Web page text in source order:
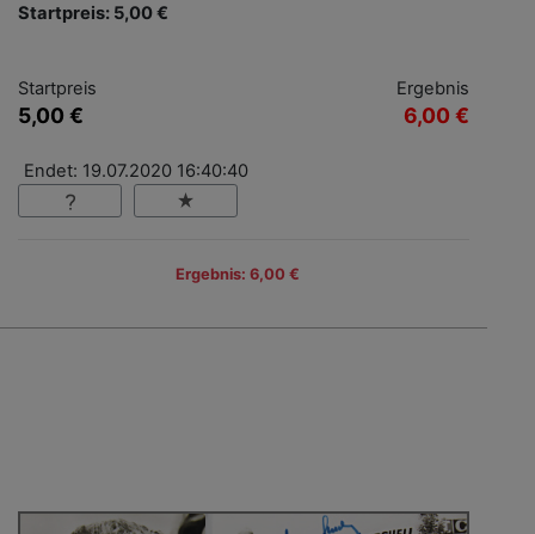
Startpreis: 5,00 €
Startpreis
5,00 €
Ergebnis
6,00 €
Endet: 19.07.2020 16:40:40
Ergebnis: 6,00 €